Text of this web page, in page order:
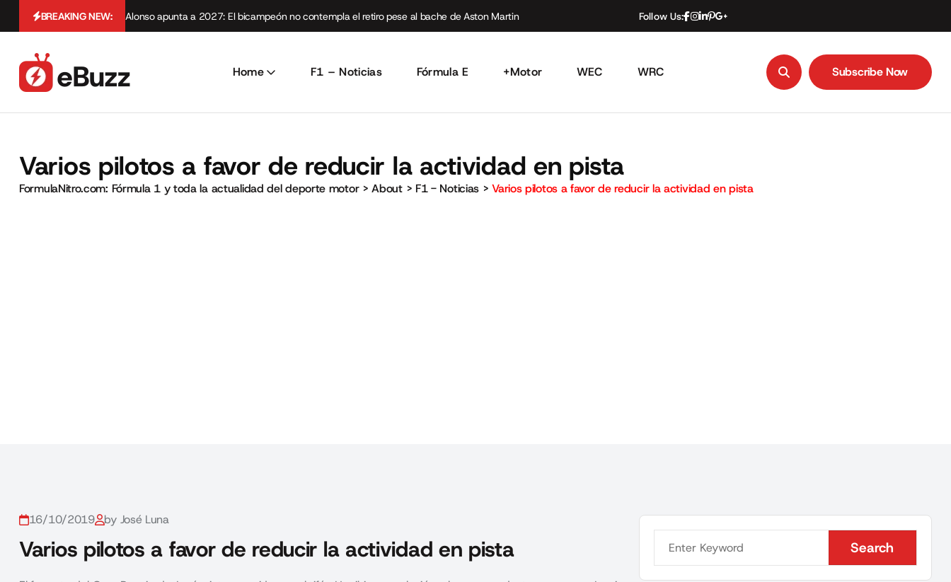
BREAKING NEW: Alonso apunta a 2027: El bicampeón no contempla el retiro pese al bache de Aston Martin Follow Us:
Home F1 – Noticias Fórmula E +Motor WEC WRC Subscribe Now
Varios pilotos a favor de reducir la actividad en pista
FormulaNitro.com: Fórmula 1 y toda la actualidad del deporte motor>About> F1 - Noticias >Varios pilotos a favor de reducir la actividad en pista
16/10/2019 by José Luna
Varios pilotos a favor de reducir la actividad en pista Search
Search